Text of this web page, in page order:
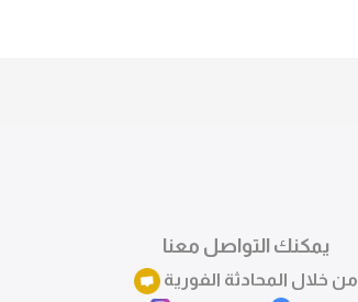
يمكنك التواصل معنا
من خلال المحادثة الفورية